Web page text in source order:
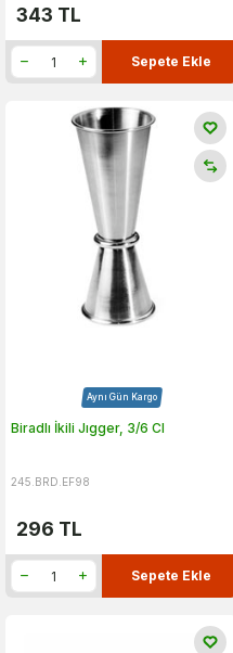
343 TL
Sepete Ekle
Aynı Gün Kargo
Biradlı İkili Jıgger, 3/6 Cl
245.BRD.EF98
296 TL
Sepete Ekle